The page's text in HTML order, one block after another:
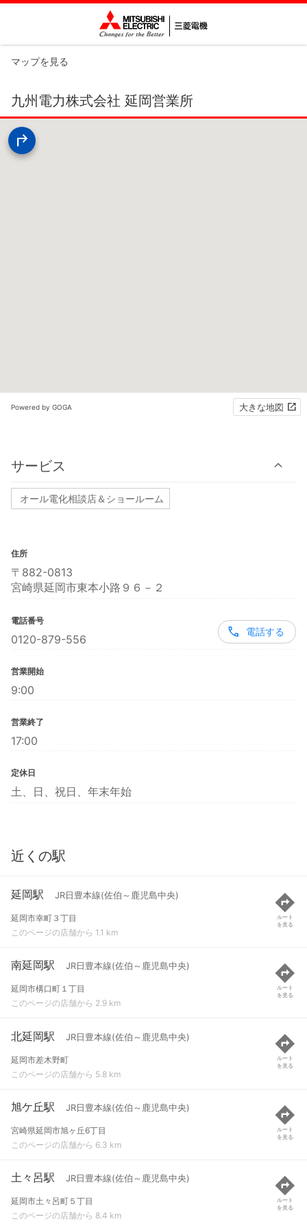
マップを見る
九州電力株式会社 延岡営業所
Powered by GOGA 大きな地図
サービス
オール電化相談店＆ショールーム
住所
〒882-0813
宮崎県延岡市東本小路９６－２
電話番号
0120-879-556
電話する
営業開始
9:00
営業終了
17:00
定休日
土、日、祝日、年末年始
近くの駅
延岡駅 JR日豊本線(佐伯～鹿児島中央)
延岡市幸町３丁目
このページの店舗から 1.1 km
ルート
を見る
南延岡駅 JR日豊本線(佐伯～鹿児島中央)
延岡市構口町１丁目
このページの店舗から 2.9 km
ルート
を見る
北延岡駅 JR日豊本線(佐伯～鹿児島中央)
延岡市差木野町
このページの店舗から 5.8 km
ルート
を見る
旭ケ丘駅 JR日豊本線(佐伯～鹿児島中央)
宮崎県延岡市旭ヶ丘6丁目
このページの店舗から 6.3 km
ルート
を見る
土々呂駅 JR日豊本線(佐伯～鹿児島中央)
延岡市土々呂町５丁目
このページの店舗から 8.4 km
ルート
を見る